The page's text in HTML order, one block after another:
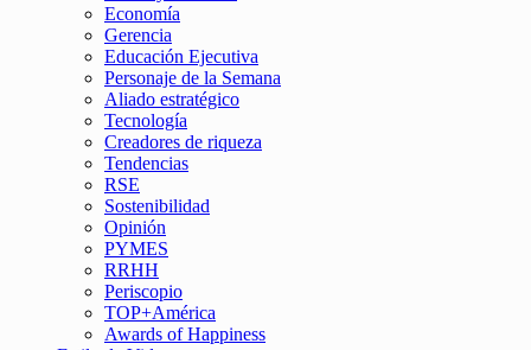
Economía
Gerencia
Educación Ejecutiva
Personaje de la Semana
Aliado estratégico
Tecnología
Creadores de riqueza
Tendencias
RSE
Sostenibilidad
Opinión
PYMES
RRHH
Periscopio
TOP+América
Awards of Happiness